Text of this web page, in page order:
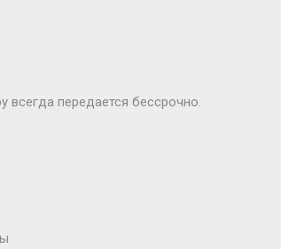
передается бессрочно.